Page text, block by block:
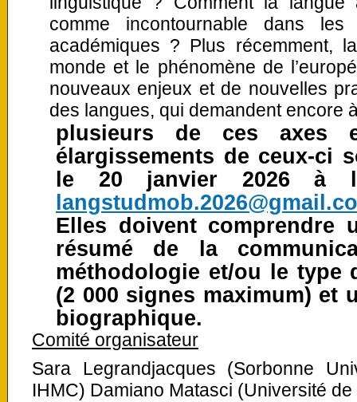
comme incontournable dans
académiques ? Plus récemment,
monde et le phénomène de
nouveaux enjeux et de nouvelles
des langues, qui demandent encore
plusieurs de ces axes
élargissements de ceux-ci
le 20 janvier 2026 à
Elles doivent comprendre
résumé de la
méthodologie et/ou le type
(2 000 signes maximum) et
biographique.
Comité organisateur
Sara Legrandjacques (Sorbonne
IHMC) Damiano Matasci (Université